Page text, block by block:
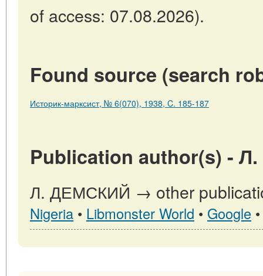
of access: 07.08.2026).
Found source (search
Историк-марксист, № 6(070), 1938, C. 185-187
Publication author(s) -
Л. ДЕМСКИЙ → other
Nigeria • Libmonster World • Google